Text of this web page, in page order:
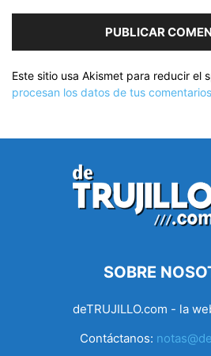
Este sitio usa Akismet para reducir el
procesan los datos de tus
SOBRE
deTRUJILLO.com - la
Contáctanos: